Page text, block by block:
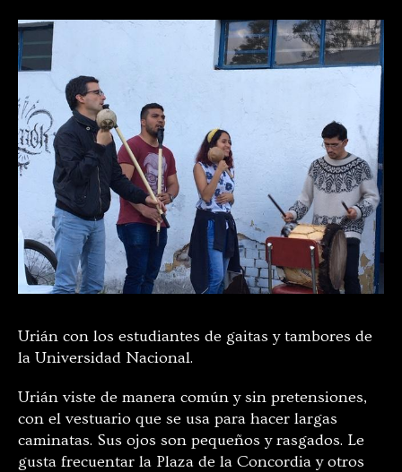
Urián con los estudiantes de gaitas y tambores de
la Universidad Nacional.
Urián viste de manera común y sin pretensiones,
con el vestuario que se usa para hacer largas
caminatas. Sus ojos son pequeños y rasgados. Le
gusta frecuentar la Plaza de la Concordia y otros